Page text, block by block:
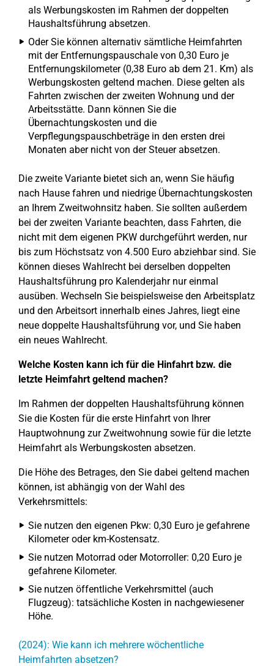
als Werbungskosten im Rahmen der doppelten
Haushaltsführung absetzen.
Oder Sie können alternativ sämtliche Heimfahrten
mit der Entfernungspauschale von 0,30 Euro je
Entfernungskilometer (0,38 Euro ab dem 21. Km) als
Werbungskosten geltend machen. Diese gelten als
Fahrten zwischen der zweiten Wohnung und der
Arbeitsstätte. Dann können Sie die
Übernachtungskosten und die
Verpflegungspauschbeträge in den ersten drei
Monaten aber nicht von der Steuer absetzen.
Die zweite Variante bietet sich an, wenn Sie häufig
nach Hause fahren und niedrige Übernachtungskosten
an Ihrem Zweitwohnsitz haben. Sie sollten außerdem
bei der zweiten Variante beachten, dass Fahrten, die
nicht mit dem eigenen PKW durchgeführt werden, nur
bis zum Höchstsatz von 4.500 Euro abziehbar sind. Sie
können dieses Wahlrecht bei derselben doppelten
Haushaltsführung pro Kalenderjahr nur einmal
ausüben. Wechseln Sie beispielsweise den Arbeitsplatz
und den Arbeitsort innerhalb eines Jahres, liegt eine
neue doppelte Haushaltsführung vor, und Sie haben
ein neues Wahlrecht.
Welche Kosten kann ich für die Hinfahrt bzw. die
letzte Heimfahrt geltend machen?
Im Rahmen der doppelten Haushaltsführung können
Sie die Kosten für die erste Hinfahrt von Ihrer
Hauptwohnung zur Zweitwohnung sowie für die letzte
Heimfahrt als Werbungskosten absetzen.
Die Höhe des Betrages, den Sie dabei geltend machen
können, ist abhängig von der Wahl des
Verkehrsmittels:
Sie nutzen den eigenen Pkw: 0,30 Euro je gefahrene
Kilometer oder km-Kostensatz.
Sie nutzen Motorrad oder Motorroller: 0,20 Euro je
gefahrene Kilometer.
Sie nutzen öffentliche Verkehrsmittel (auch
Flugzeug): tatsächliche Kosten in nachgewiesener
Höhe.
(2024): Wie kann ich mehrere wöchentliche
Heimfahrten absetzen?